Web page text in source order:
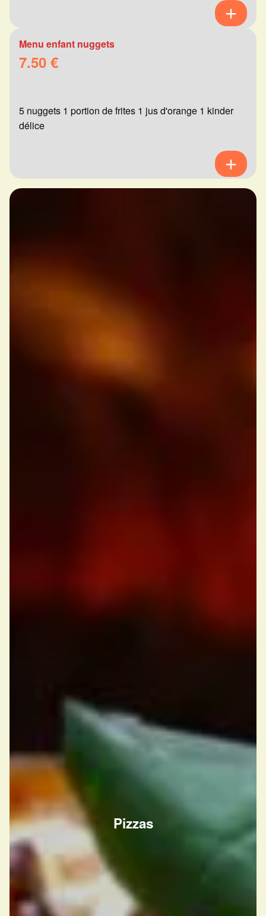
Menu enfant nuggets
7.50 €
5 nuggets 1 portion de frites 1 jus d'orange 1 kinder
délice
Pizzas